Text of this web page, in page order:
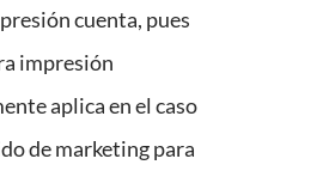
cuenta, pues
impresión
aplica en el caso
de marketing para